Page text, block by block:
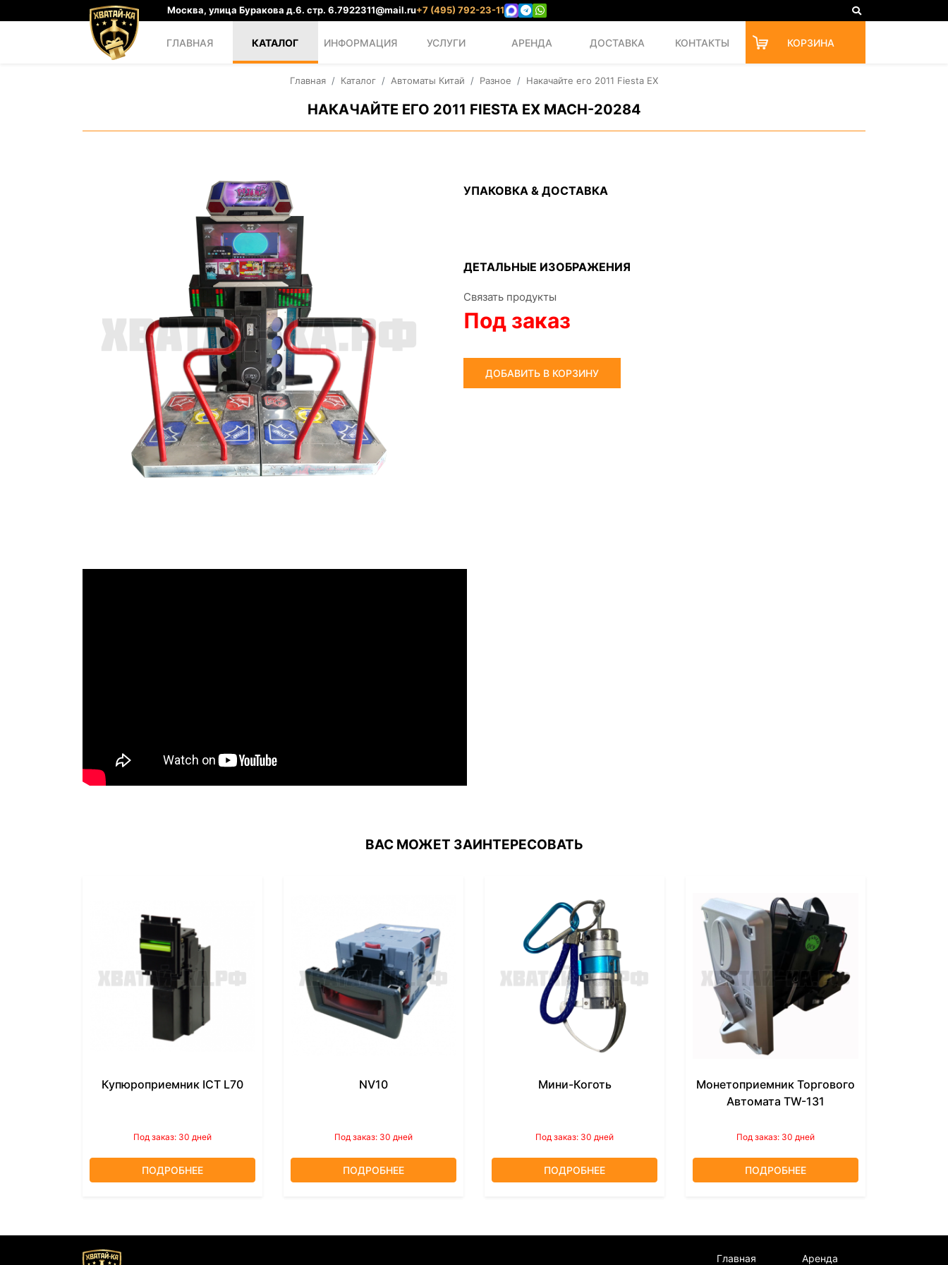
Москва, улица Буракова д.6. стр. 6.7922311@mail.ru+7 (495) 792-23-11
ГЛАВНАЯ КАТАЛОГ ИНФОРМАЦИЯ УСЛУГИ АРЕНДА ДОСТАВКА КОНТАКТЫ КОРЗИНА
Главная Каталог Автоматы Китай Разное Накачайте его 2011 Fiesta EX
НАКАЧАЙТЕ ЕГО 2011 FIESTA EX MACH-20284
УПАКОВКА & ДОСТАВКА
ДЕТАЛЬНЫЕ ИЗОБРАЖЕНИЯ
Связать продукты
Под заказ
ДОБАВИТЬ В КОРЗИНУ
ВАС МОЖЕТ ЗАИНТЕРЕСОВАТЬ
Купюроприемник ICT L70
Под заказ: 30 дней
ПОДРОБНЕЕ
NV10
Под заказ: 30 дней
ПОДРОБНЕЕ
Мини-Коготь
Под заказ: 30 дней
ПОДРОБНЕЕ
Монетоприемник Торгового
Автомата TW-131
Под заказ: 30 дней
ПОДРОБНЕЕ
Главная Аренда